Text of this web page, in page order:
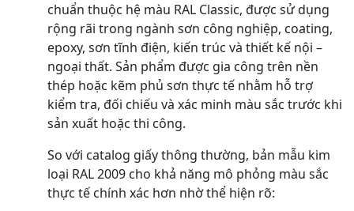
chuẩn thuộc hệ màu RAL Classic, được sử dụng
rộng rãi trong ngành sơn công nghiệp, coating,
epoxy, sơn tĩnh điện, kiến trúc và thiết kế nội –
ngoại thất. Sản phẩm được gia công trên nền
thép hoặc kẽm phủ sơn thực tế nhằm hỗ trợ
kiểm tra, đối chiếu và xác minh màu sắc trước khi
sản xuất hoặc thi công.
So với catalog giấy thông thường, bản mẫu kim
loại RAL 2009 cho khả năng mô phỏng màu sắc
thực tế chính xác hơn nhờ thể hiện rõ: